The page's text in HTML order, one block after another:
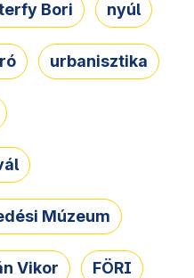
Bori nyúl
urbanisztika
Múzeum
Vikor FÖRI